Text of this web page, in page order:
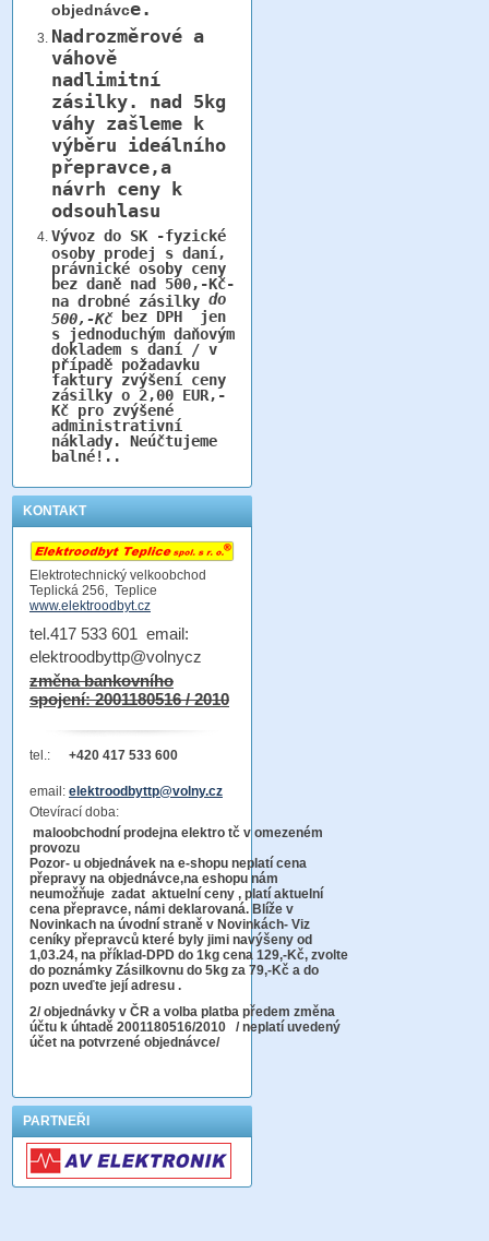
objednávce.
Nadrozměrové a
váhově
nadlimitní
zásilky. nad 5kg
váhy zašleme k
výběru ideálního
přepravce,a
návrh ceny k
odsouhlasu
Vývoz do SK -fyzické
osoby prodej s daní,
právnické osoby ceny
bez daně nad 500,-Kč-
na drobné zásilky do
500,-Kčbez DPH jen
s jednoduchým daňovým
dokladem s daní / v
případě požadavku
faktury zvýšení ceny
zásilky o 2,00 EUR,-
Kč pro zvýšené
administrativní
náklady. Neúčtujeme
balné!..
KONTAKT
Elektrotechnický velkoobchod
Teplická 256, Teplice
www.elektroodbyt.cz
tel.417 533 601 email:
elektroodbyttp@volnycz
změna bankovního
spojení: 2001180516 / 2010
tel.: +420 417 533 600
email: elektroodbyttp@volny.cz
Otevírací doba:
maloobchodní prodejna elektro tč v omezeném
provozu
Pozor- u objednávek na e-shopu neplatí cena
přepravy na objednávce,na eshopu nám
neumožňuje zadat aktuelní ceny , platí aktuelní
cena přepravce, námi deklarovaná. Blíže v
Novinkach na úvodní straně v Novinkách- Viz
ceníky přepravců které byly jimi navýšeny od
1,03.24, na příklad-DPD do 1kg cena 129,-Kč, zvolte
do poznámky Zásilkovnu do 5kg za 79,-Kč a do
pozn uveďte její adresu .
2/ objednávky v ČR a volba platba předem změna
účtu k úhtadě 2001180516/2010 / neplatí uvedený
účet na potvrzené objednávce/
PARTNEŘI